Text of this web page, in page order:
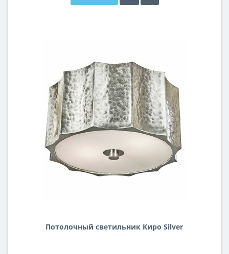
Потолочный светильник Киро Silver